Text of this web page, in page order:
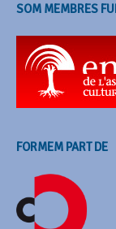
SOM MEMBRES
FORMEM PART DE